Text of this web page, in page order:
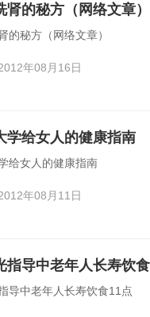
肾的秘方（网络文章）
的秘方（网络文章）
年08月16日
学给女人的健康指南
给女人的健康指南
年08月11日
指导中老年人长寿饮
导中老年人长寿饮食11点